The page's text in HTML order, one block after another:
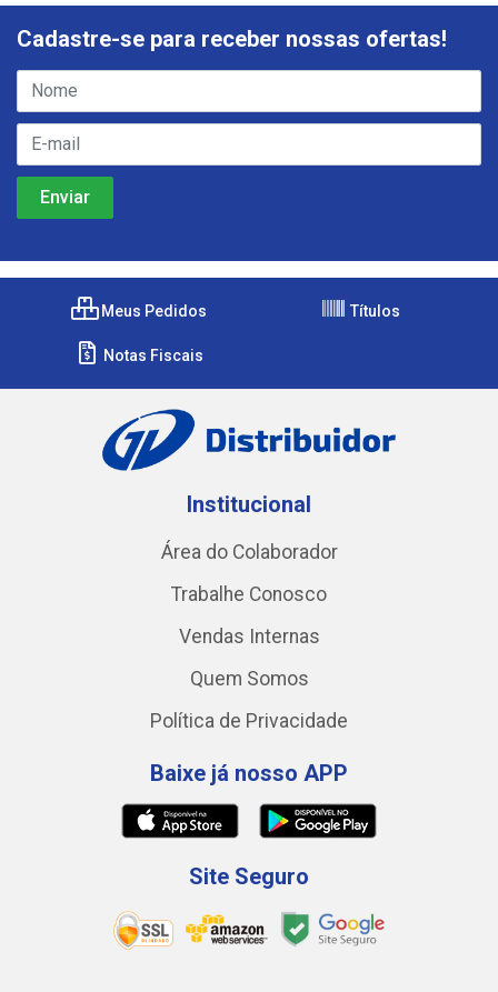
Cadastre-se para receber nossas ofertas!
Meus Pedidos Títulos
Notas Fiscais
Institucional
Área do Colaborador
Trabalhe Conosco
Vendas Internas
Quem Somos
Política de Privacidade
Baixe já nosso APP
Site Seguro